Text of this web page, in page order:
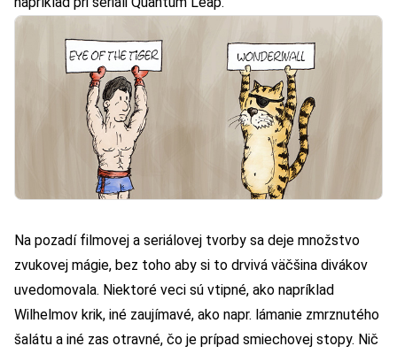
Na pozadí filmovej a seriálovej tvorby sa deje množstvo
zvukovej mágie, bez toho aby si to drvivá väčšina divákov
uvedomovala. Niektoré veci sú vtipné, ako napríklad
Wilhelmov krik, iné zaujímavé, ako napr. lámanie zmrznutého
šalátu a iné zas otravné, čo je prípad smiechovej stopy. Nič